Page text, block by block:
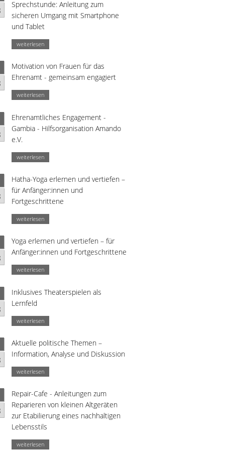
Sprechstunde: Anleitung zum
sicheren Umgang mit Smartphone
und Tablet
weiterlesen
Motivation von Frauen für das
Ehrenamt - gemeinsam engagiert
weiterlesen
Ehrenamtliches Engagement -
Gambia - Hilfsorganisation Amando
e.V.
weiterlesen
Hatha-Yoga erlernen und vertiefen –
für Anfänger:innen und
Fortgeschrittene
weiterlesen
Yoga erlernen und vertiefen – für
Anfänger:innen und Fortgeschrittene
weiterlesen
Inklusives Theaterspielen als
Lernfeld
weiterlesen
Aktuelle politische Themen –
Information, Analyse und Diskussion
weiterlesen
Repair-Cafe - Anleitungen zum
Reparieren von kleinen Altgeräten
zur Etabilierung eines nachhaltigen
Lebensstils
weiterlesen